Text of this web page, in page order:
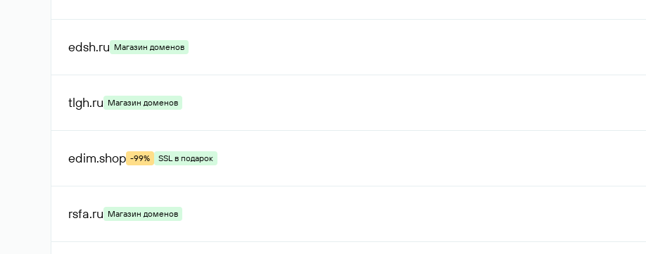
edsh.ru Магазин доменов
tlgh.ru Магазин доменов
edim.shop -99% SSL в подарок
rsfa.ru Магазин доменов